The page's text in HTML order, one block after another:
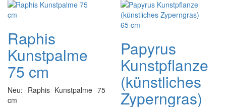
Raphis
Kunstpalme
75 cm
Neu: Raphis Kunstpalme 75
cm
Papyrus
Kunstpflanze
(künstliches
Zyperngras)